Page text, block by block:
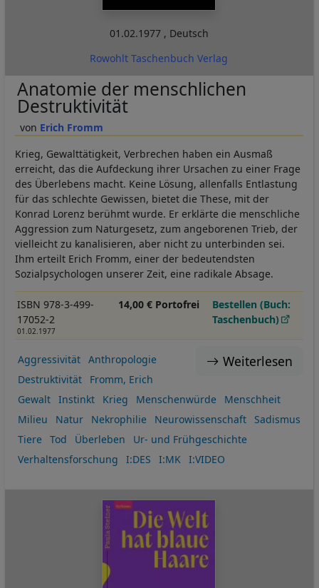
01.02.1977 , Deutsch
Rowohlt Taschenbuch Verlag
Erich Fromm
Anatomie der menschlichen
Destruktivität
Krieg, Gewalttätigkeit, Verbrechen haben ein Ausmaß
erreicht, das die Aufdeckung ihrer Ursachen zu einer Frage
des Überlebens macht. Keine Lösung, allenfalls Entlastung
für das schlechte Gewissen, bietet die These, mit der
Konrad Lorenz berühmt wurde. Er erklärte die menschliche
Aggression zum Naturgesetz, zum angeborenen Trieb, der
vielleicht zu kanalisieren, aber nicht zu unterbinden sei.
Ihm erteilt Erich Fromm, einer der bedeutendsten
Sozialpsychologen unserer Zeit, eine radikale Absage.
ISBN 978-3-499-
17052-2
01.02.1977
14,00 € Portofrei
Bestellen (Buch:
Taschenbuch)
Weiterlesen
Aggressivität
Anthropologie
Destruktivität
Fromm, Erich
Gewalt
Instinkt Krieg Menschenwürde
Menschheit
Milieu
Natur Nekrophilie Neurowissenschaft
Sadismus
Tiere
Tod Überleben
Ur- und Frühgeschichte
Verhaltensforschung
I:DES I:MK I:VIDEO